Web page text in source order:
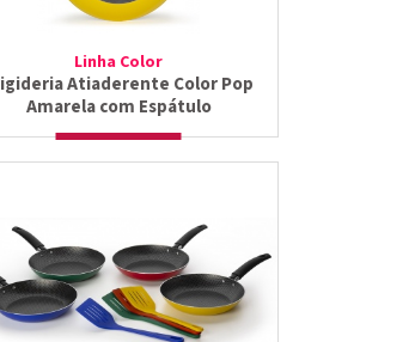
Linha Color
Atiaderente Color Pop
Amarela com Espátulo